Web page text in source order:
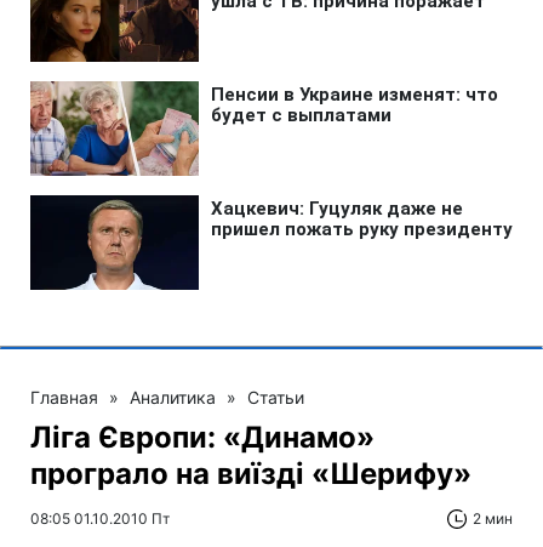
Главная » Аналитика » Статьи
Ліга Європи: «Динамо»
програло на виїзді «Шерифу»
08:05 01.10.2010 Пт 2 мин